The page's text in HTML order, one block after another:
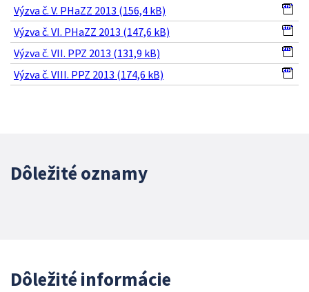
Výzva č. V. PHaZZ 2013 (156,4 kB)
Výzva č. VI. PHaZZ 2013 (147,6 kB)
Výzva č. VII. PPZ 2013 (131,9 kB)
Výzva č. VIII. PPZ 2013 (174,6 kB)
Dôležité oznamy
Dôležité informácie